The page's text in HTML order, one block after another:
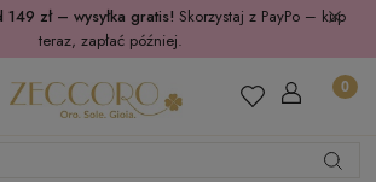
zł – wysyłka gratis! Skorzystaj z PayPo – kup
teraz, zapłać później.